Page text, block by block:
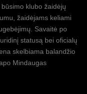
klubo žaidėjų
žaidėjams keliami
Savaitė po
statusą bei oficialų
skelbiama balandžio
Mindaugas